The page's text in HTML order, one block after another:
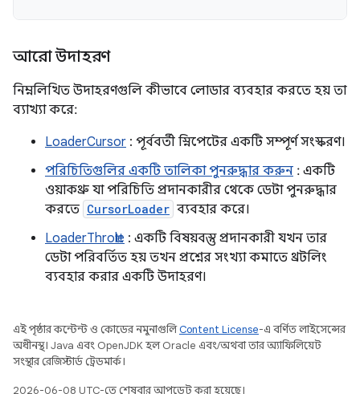
আরো উদাহরণ
নিম্নলিখিত উদাহরণগুলি কীভাবে লোডার ব্যবহার করতে হয় তা
ব্যাখ্যা করে:
LoaderCursor : পূর্ববর্তী স্নিপেটের একটি সম্পূর্ণ সংস্করণ।
পরিচিতিগুলির একটি তালিকা পুনরুদ্ধার করুন : একটি
ওয়াকথ্রু যা পরিচিতি প্রদানকারীর থেকে ডেটা পুনরুদ্ধার
করতে CursorLoader ব্যবহার করে।
LoaderThrottle : একটি বিষয়বস্তু প্রদানকারী যখন তার
ডেটা পরিবর্তিত হয় তখন প্রশ্নের সংখ্যা কমাতে থ্রটলিং
ব্যবহার করার একটি উদাহরণ।
এই পৃষ্ঠার কন্টেন্ট ও কোডের নমুনাগুলিContent License-এ বর্ণিত লাইসেন্সের
অধীনস্থ। Java এবং OpenJDK হল Oracle এবং/অথবা তার অ্যাফিলিয়েট
সংস্থার রেজিস্টার্ড ট্রেডমার্ক।
2026-06-08 UTC-তে শেষবার আপডেট করা হয়েছে।